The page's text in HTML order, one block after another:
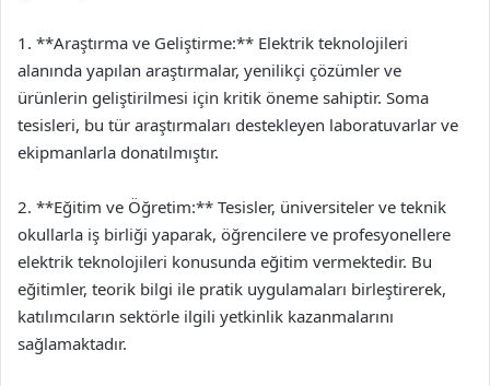
1. **Araştırma ve Geliştirme:** Elektrik teknolojileri
alanında yapılan araştırmalar, yenilikçi çözümler ve
ürünlerin geliştirilmesi için kritik öneme sahiptir. Soma
tesisleri, bu tür araştırmaları destekleyen laboratuvarlar ve
ekipmanlarla donatılmıştır.
2. **Eğitim ve Öğretim:** Tesisler, üniversiteler ve teknik
okullarla iş birliği yaparak, öğrencilere ve profesyonellere
elektrik teknolojileri konusunda eğitim vermektedir. Bu
eğitimler, teorik bilgi ile pratik uygulamaları birleştirerek,
katılımcıların sektörle ilgili yetkinlik kazanmalarını
sağlamaktadır.